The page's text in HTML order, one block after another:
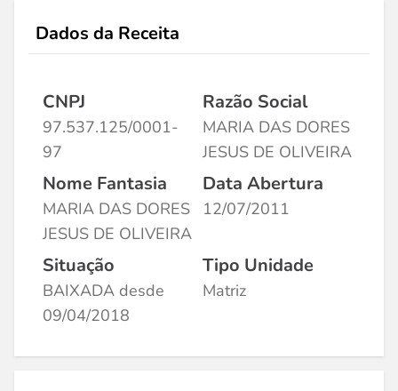
Dados da Receita
CNPJ
97.537.125/0001-
97
Razão Social
MARIA DAS DORES
JESUS DE OLIVEIRA
Nome Fantasia
MARIA DAS DORES
JESUS DE OLIVEIRA
Data Abertura
12/07/2011
Situação
BAIXADA desde
09/04/2018
Tipo Unidade
Matriz